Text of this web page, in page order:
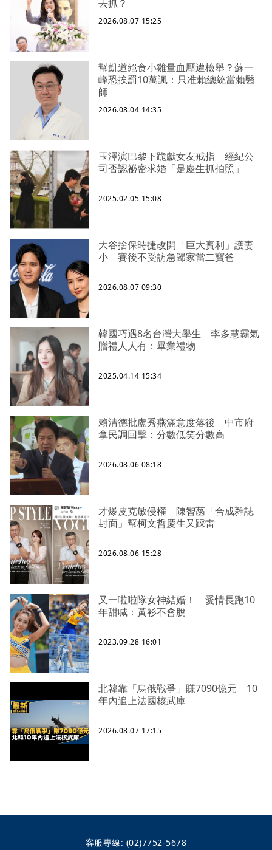
去抓？
2026.08.07 15:25
幫凱道絕食小雞量血壓遭檢舉？蘇一
峰恐挨罰10萬諷：只准賴總統當賴醫
師
2026.08.04 14:35
玉澤演巴黎下跪獻女友戒指 經紀公
司否認祕密求婚「是慶生抓拍照」
2025.02.05 15:08
大谷捨保時捷改開「巨大賓利」護妻
小 賽後不受訪急歸家當二寶爸
2026.08.07 09:30
韓國巧遇8名台灣大學生 李多慧霸氣
贈禮人人有：畢業禮物
2025.04.14 15:34
賴清德批盧秀燕滿意度落後 中市府
拿民調回擊：分數低笑分數高
2026.08.06 08:18
才爆皮克敏侵權 陳智菡「合成雜誌
封面」幫柯文哲慶生又踩雷
2026.08.06 15:28
又一啦啦隊女神結婚！ 愛情長跑10
年甜喊：黃衫不會脫
2023.09.28 16:01
北韓靠「烏俄戰爭」賺7090億元 10
年內追上法國核武庫
2026.08.07 17:15
客服專線: (02)7752-5678